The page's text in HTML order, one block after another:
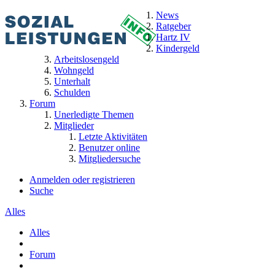
News
Ratgeber
Hartz IV
Kindergeld
Arbeitslosengeld
Wohngeld
Unterhalt
Schulden
Forum
Unerledigte Themen
Mitglieder
Letzte Aktivitäten
Benutzer online
Mitgliedersuche
Anmelden oder registrieren
Suche
Alles
Alles
Forum